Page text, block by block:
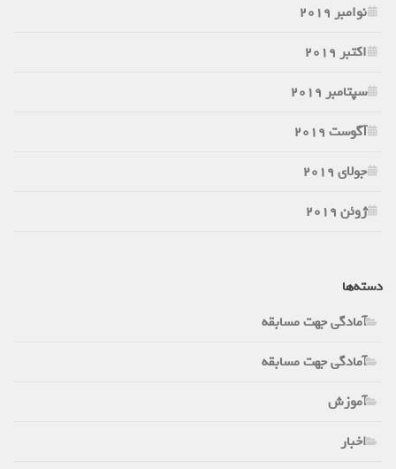
نوامبر 2019
اکتبر 2019
سپتامبر 2019
آگوست 2019
جولای 2019
ژوئن 2019
دسته‌ها
آمادگی جهت مسابقه
آمادگی جهت مسابقه
آموزش
اخبار